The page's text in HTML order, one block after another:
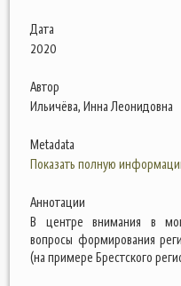
Дата
2020
Автор
Ильичёва, Инна Леонидовна
Metadata
Показать полную
Аннотации
В центре внимания в
вопросы формирования
(на примере Брестского